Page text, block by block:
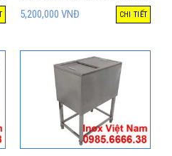
5,200,000 VNĐ CHI TIẾT